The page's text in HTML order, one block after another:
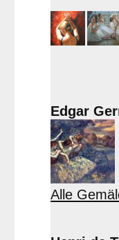
Edgar
Alle